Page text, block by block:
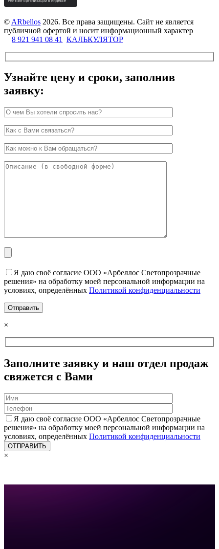
© ARbellos 2026. Все права защищены. Сайт не является
публичной офертой и носит информационный характер
8 921 941 08 41
КАЛЬКУЛЯТОР
Узнайте цену и сроки, заполнив
заявку:
Я даю своё согласие ООО «Арбеллос Светопрозрачные
решения» на обработку моей персональной информации на
условиях, определённых Политикой конфиденциальности
×
Заполните заявку и наш отдел продаж
свяжется с Вами
Я даю своё согласие ООО «Арбеллос Светопрозрачные
решения» на обработку моей персональной информации на
условиях, определённых Политикой конфиденциальности
×